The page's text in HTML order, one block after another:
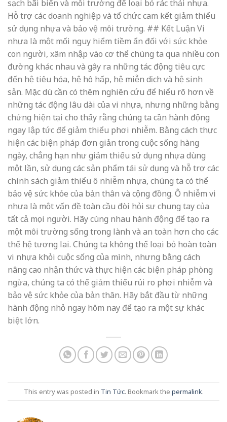
This entry was posted in Tin Tức. Bookmark the permalink.